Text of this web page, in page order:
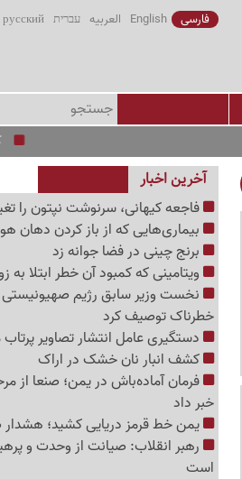
فارسی English العربیه עברית русский
کشف
آخرین اخبار
فاجعه کیهانی، سرنوشت نپتون را
بیماری‌هایی که از باز کردن دهان
برنج چینی در فضا جوانه زد
ویتامینی که کمبود آن خطر ابتلا
نخست وزیر سابق رژیم صهیونیستی
خطرناک توصیف کرد
دستگیری عامل انتشار تصاویر
کشف انبار نان خشک در اراک
فرمان آماده‌باش در یمن؛ صنعا از
خبر داد
یمن خط قرمز دریایی کشید؛
رهبر انقلاب: صیانت از وحدت و
است